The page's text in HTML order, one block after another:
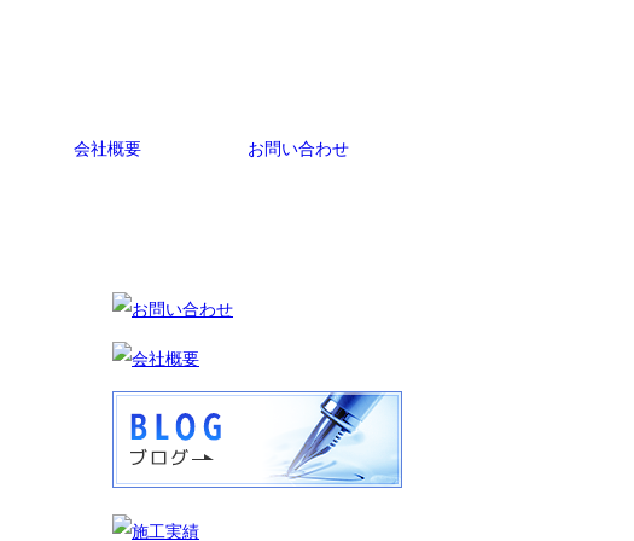
会社概要 お問い合わせ